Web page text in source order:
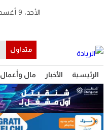
الرئيسية الأخبار مال وأعمال
الأحد، 9 أغسطس 2026
متداول